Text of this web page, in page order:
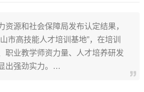
资源和社会保障局发布认定结果，
市高技能人才培训基地”，在培训
职业教学师资力量、人才培养研发
出强劲实力。…